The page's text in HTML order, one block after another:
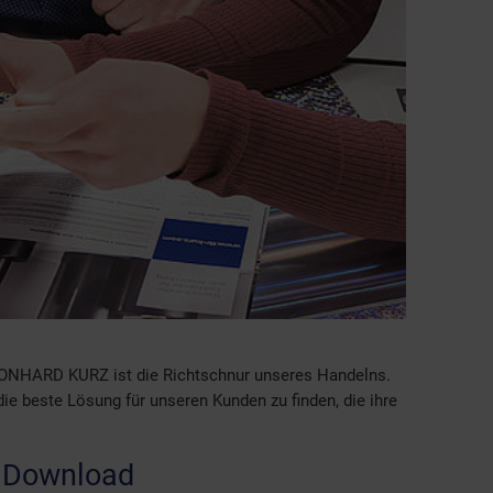
KURZ ist die Richtschnur unseres Handelns.
beste Lösung für unseren Kunden zu finden, die ihre